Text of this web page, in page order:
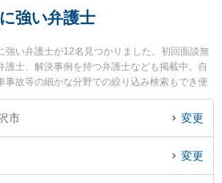
強い弁護士
強い弁護士が12名見つかりました。初回面談無
護士、解決事例を持つ弁護士なども掲載中。自
事故等の細かな分野での絞り込み検索もでき便
法律事務所の菅沼 大弁護士や弁護士法人日栄
士、ベリーベスト法律事務所 湘南藤沢オフィス
ラブル解決の実績豊富な近くの弁護士を検索し
故を法律相談できる藤沢市内の弁護士に相談予
市 変更
変更